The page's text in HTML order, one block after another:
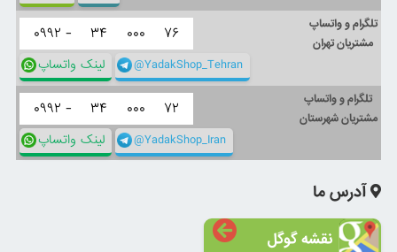
تلگرام و واتساپ
مشتریان تهران
۰۹۹۲ - ۳۴ ۰۰۰ ۷۶
لینک واتساپ @YadakShop_Tehran
تلگرام و واتساپ
مشتریان شهرستان
۰۹۹۲ - ۳۴ ۰۰۰ ۷۲
لینک واتساپ @YadakShop_Iran
آدرس ما
نقشه گوگل